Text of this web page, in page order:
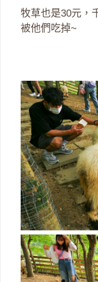
牧草也是30元，
被他們吃掉~